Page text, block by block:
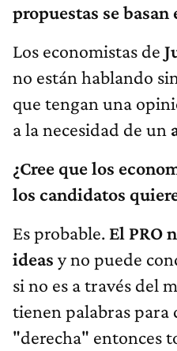
propuestas se
Los economistas de
no están hablando
que tengan una
a la necesidad de un
¿Cree que los
los candidatos
Es probable. El PRO
ideas y no puede
si no es a través del
tienen palabras
"derecha" entonces